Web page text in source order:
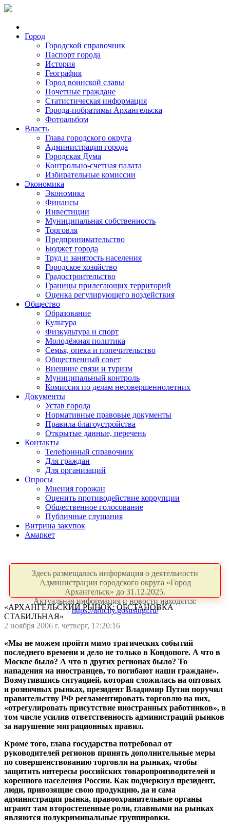
Город
Городской справочник
Паспорт города
История
География
Город воинской славы
Почетные граждане
Статистическая информация
Города-побратимы Архангельска
Фотоальбом
Власть
Глава городского округа
Администрация города
Городская Дума
Контрольно-счетная палата
Избирательные комиссии
Экономика
Экономика
Финансы
Инвестиции
Муниципальная собственность
Торговля
Предпринимательство
Бюджет города
Труд и занятость населения
Городское хозяйство
Градостроительство
Границы прилегающих территорий
Оценка регулирующего воздействия
Общество
Образование
Культура
Физкультура и спорт
Молодёжная политика
Семья, опека и попечительство
Общественный совет
Внешние связи и туризм
Муниципальный контроль
Комиссия по делам несовершеннолетних
Документы
Устав города
Нормативные правовые документы
Правила благоустройства
Открытые данные, перечень
Контакты
Телефонный справочник
Для граждан
Для организаций
Опросы
Мнения горожан
Оценить противодействие коррупции
Общественное голосование
Публичные слушания
Витрина закупок
Амаркет
Здесь размещалась информация о деятельности
Администрации городского округа «Город
Архангельск» до 31.12.2025.
Актуальная информация и новости находятся:
https://arhcity.gosuslugi.ru/
«АРХАНГЕЛЬСКИЙ РЫНОК: ОБСТАНОВКА
СТАБИЛЬНАЯ»
2 ноября 2006 г. четверг, 17:20:16
«Мы не можем пройти мимо трагических событий
последнего времени и дело не только в Кондопоге. А что в
Москве было? А что в других регионах было? То
нападения на иностранцев, то погибают наши граждане».
Возмутившись ситуацией, которая сложилась на оптовых
и розничных рынках, президент Владимир Путин поручил
правительству РФ регламентировать торговлю на них,
«отрегулировать присутствие иностранных работников», в
том числе усилив ответственность администраций рынков
за нарушение миграционных правил.
Кроме того, глава государства потребовал от
руководителей регионов принять дополнительные меры
по совершенствованию торговли на рынках, чтобы
защитить интересы российских товаропроизводителей и
коренного населения России. Как подчеркнул президент,
люди, привозящие свою продукцию, да и сама
администрация рынка, правоохранительные органы
играют там второстепенные роли, главными на рынках
являются полукриминальные группировки.